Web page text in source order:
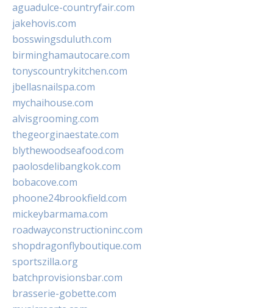
aguadulce-countryfair.com
jakehovis.com
bosswingsduluth.com
birminghamautocare.com
tonyscountrykitchen.com
jbellasnailspa.com
mychaihouse.com
alvisgrooming.com
thegeorginaestate.com
blythewoodseafood.com
paolosdelibangkok.com
bobacove.com
phoone24brookfield.com
mickeybarmama.com
roadwayconstructioninc.com
shopdragonflyboutique.com
sportszilla.org
batchprovisionsbar.com
brasserie-gobette.com